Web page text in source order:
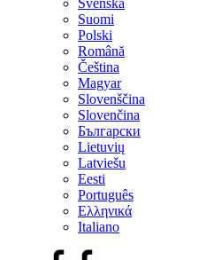
Svenska
Suomi
Polski
Română
Čeština
Magyar
Slovenščina
Slovenčina
Български
Lietuvių
Latviešu
Eesti
Português
Ελληνικά
Italiano
Facebook